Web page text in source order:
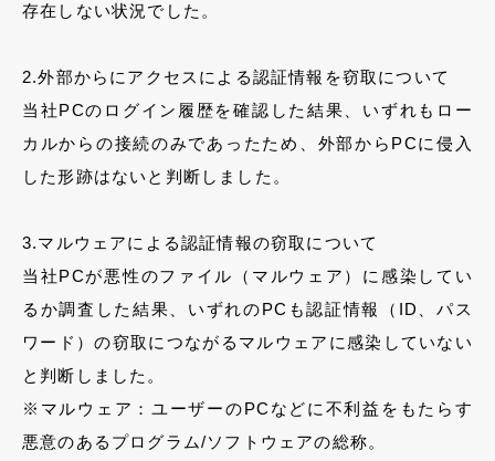
存在しない状況でした。
2.外部からにアクセスによる認証情報を窃取について
当社PCのログイン履歴を確認した結果、いずれもロー
カルからの接続のみであったため、外部からPCに侵入
した形跡はないと判断しました。
3.マルウェアによる認証情報の窃取について
当社PCが悪性のファイル（マルウェア）に感染してい
るか調査した結果、いずれのPCも認証情報（ID、パス
ワード）の窃取につながるマルウェアに感染していない
と判断しました。
※マルウェア：ユーザーのPCなどに不利益をもたらす
悪意のあるプログラム/ソフトウェアの総称。